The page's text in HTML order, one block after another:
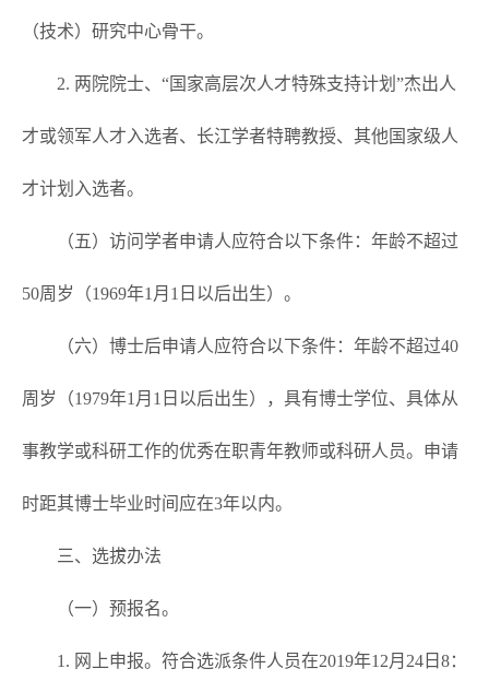
（技术）研究中心骨干。
2. 两院院士、“国家高层次人才特殊支持计划”杰出人
才或领军人才入选者、长江学者特聘教授、其他国家级人
才计划入选者。
（五）访问学者申请人应符合以下条件：年龄不超过
50周岁（1969年1月1日以后出生）。
（六）博士后申请人应符合以下条件：年龄不超过40
周岁（1979年1月1日以后出生），具有博士学位、具体从
事教学或科研工作的优秀在职青年教师或科研人员。申请
时距其博士毕业时间应在3年以内。
三、选拔办法
（一）预报名。
1. 网上申报。符合选派条件人员在2019年12月24日8：